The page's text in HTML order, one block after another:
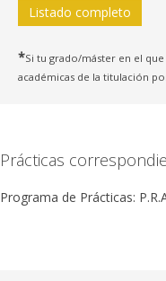
Listado completo
*Si tu grado/máster en el
académicas de la titulación
Prácticas
Programa de Prácticas: